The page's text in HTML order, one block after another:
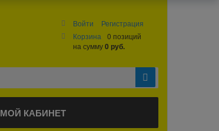
Войти
Регистрация
Корзина
0 позиций
на сумму0 руб.
МОЙ КАБИНЕТ